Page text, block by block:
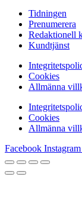
Tidningen
Prenumerera
Redaktionell
Kundtjänst
Cookies
Allmänna
Cookies
Allmänna
Facebook Instagram